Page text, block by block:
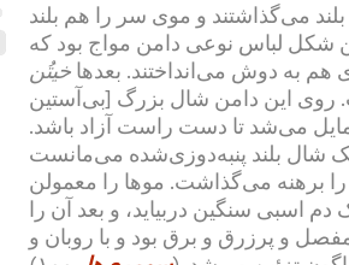
می‌گذاشتند و موی سر را هم بلند
شکل لباس نوعی دامن مواج بود که
به دوش می‌انداختند. بعدها خیتُن
بی‌آستین] یا دامن بلند راسته جای دامن مواج را گرفت. روی این دامن شال بزرگ
می‌شد تا دست راست آزاد باشد.
شال بلند پنبه‌دوزی‌شده می‌مانست
برهنه می‌گذاشت. موها را معمولن
اسبی سنگین دربیاید، و بعد آن را
و پرزرق و برق بود و با روبان و